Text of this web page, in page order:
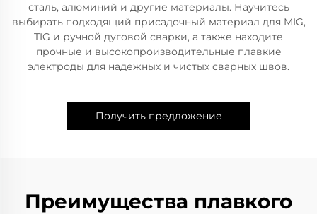
сталь, алюминий и другие материалы. Научитесь
выбирать подходящий присадочный материал для MIG,
TIG и ручной дуговой сварки, а также находите
прочные и высокопроизводительные плавкие
электроды для надежных и чистых сварных швов.
Получить предложение
Преимущества плавкого